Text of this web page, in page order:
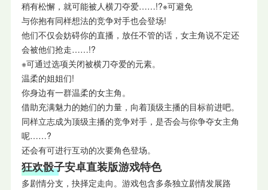
稍有松懈，就可能被人横刀夺爱……!?※可避免
与你抱有同样想法的竞争对手也会登场!
他们不仅会妨碍你的直播，放任不管的话，女主角说不定还
会被他们抢走……!?
※可通过选项关闭被横刀夺爱的元素。
温柔的姐姐们!
你身边有一群温柔的女主角。
借助充满魅力的她们的力量，向着顶级主播的目标前进吧。
同样立志成为顶级主播的竞争对手，是否会与你争夺女主角
呢……?
还会有可进行互动的次要角色登场。
狂欢骰子安卓直装版游戏特色
多剧情分支，抉择定走向。游戏包含多条独立剧情发展路